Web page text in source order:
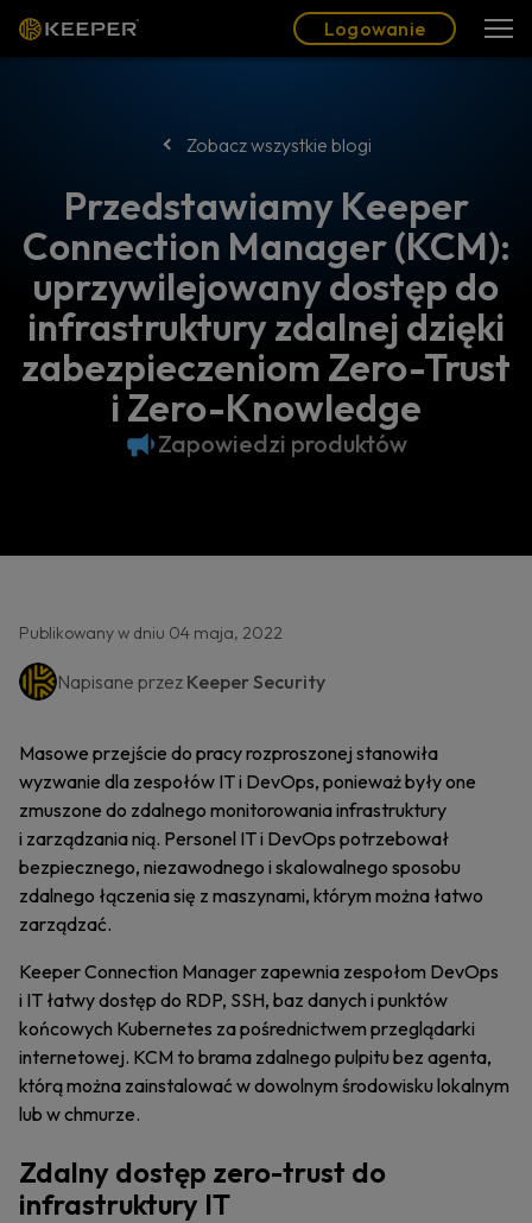
Logowanie
Zobacz wszystkie blogi
Przedstawiamy Keeper
Connection Manager (KCM):
uprzywilejowany dostęp do
infrastruktury zdalnej dzięki
zabezpieczeniom Zero-Trust
i Zero-Knowledge
Zapowiedzi produktów
Publikowany w dniu 04 maja, 2022
Napisane przez Keeper Security
Masowe przejście do pracy rozproszonej stanowiła
wyzwanie dla zespołów IT i DevOps, ponieważ były one
zmuszone do zdalnego monitorowania infrastruktury
i zarządzania nią. Personel IT i DevOps potrzebował
bezpiecznego, niezawodnego i skalowalnego sposobu
zdalnego łączenia się z maszynami, którym można łatwo
zarządzać.
Keeper Connection Manager zapewnia zespołom DevOps
i IT łatwy dostęp do RDP, SSH, baz danych i punktów
końcowych Kubernetes za pośrednictwem przeglądarki
internetowej. KCM to brama zdalnego pulpitu bez agenta,
którą można zainstalować w dowolnym środowisku lokalnym
lub w chmurze.
Zdalny dostęp zero-trust do
infrastruktury IT